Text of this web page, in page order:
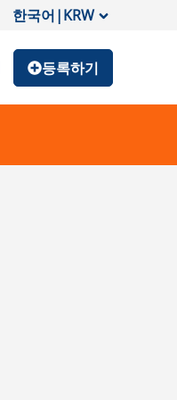
한국어|KRW
등록하기